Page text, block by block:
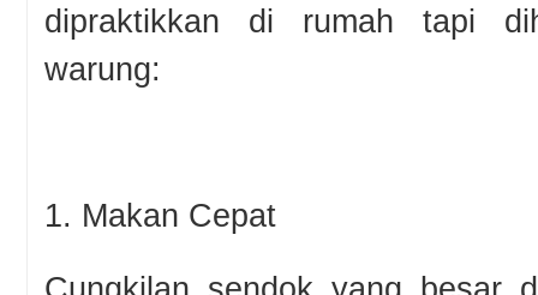
dipraktikkan di rumah tapi
warung:
1. Makan Cepat